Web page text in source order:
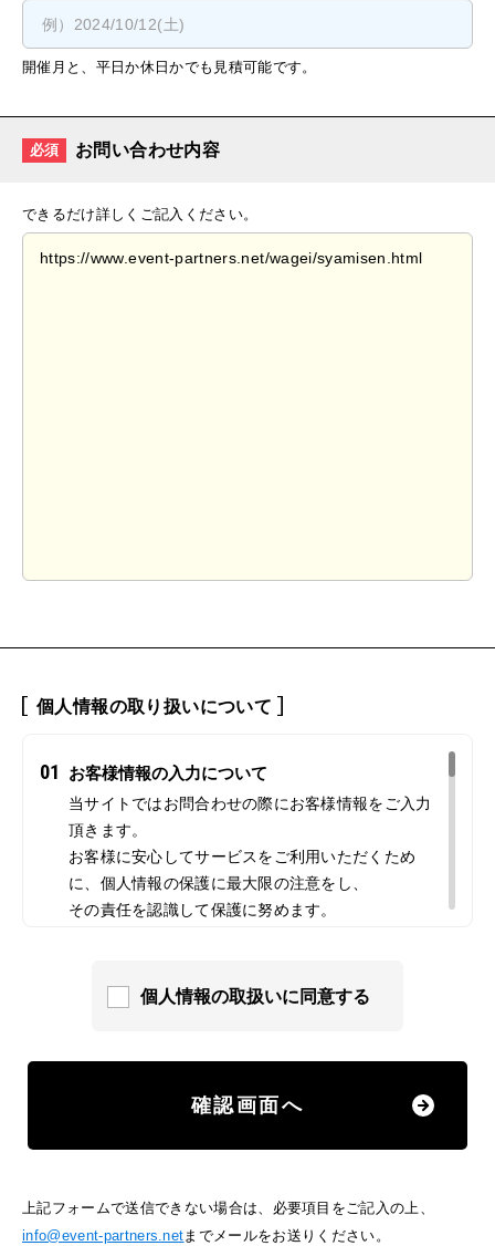
開催月と、平日か休日かでも見積可能です。
必須 お問い合わせ内容
できるだけ詳しくご記入ください。
個人情報の取り扱いについて
01 お客様情報の入力について
当サイトではお問合わせの際にお客様情報をご入力
頂きます。
お客様に安心してサービスをご利用いただくため
に、個人情報の保護に最大限の注意をし、
その責任を認識して保護に努めます。
当サイトでは、情報の収集にクッキーを使用してい
ます。クッキーは、お客様がサイトを訪れた際に、
れる情報には、個人を特定するものは一切含まれま
だく場合があります。もしこうしたクッキーを利用
した情報収集に抵抗をお感じでしたら、ご使用のブ
個人情報の取扱いに同意する
確認画面へ
上記フォームで送信できない場合は、必要項目をご記入の上、
info@event-partners.netまでメールをお送りください。